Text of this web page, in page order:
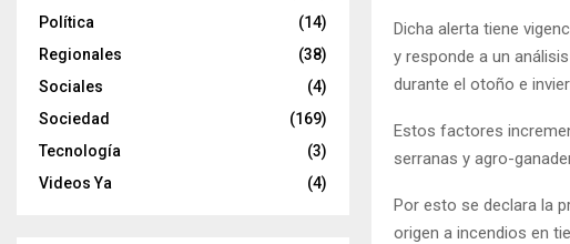
Dicha alerta tiene
y responde a un
durante el otoño e
Estos factores
serranas y agro-
Por esto se declara la
origen a incendios en
Política
(14)
Regionales
(38)
Sociales
(4)
Sociedad
(169)
Tecnología
(3)
Videos Ya
(4)